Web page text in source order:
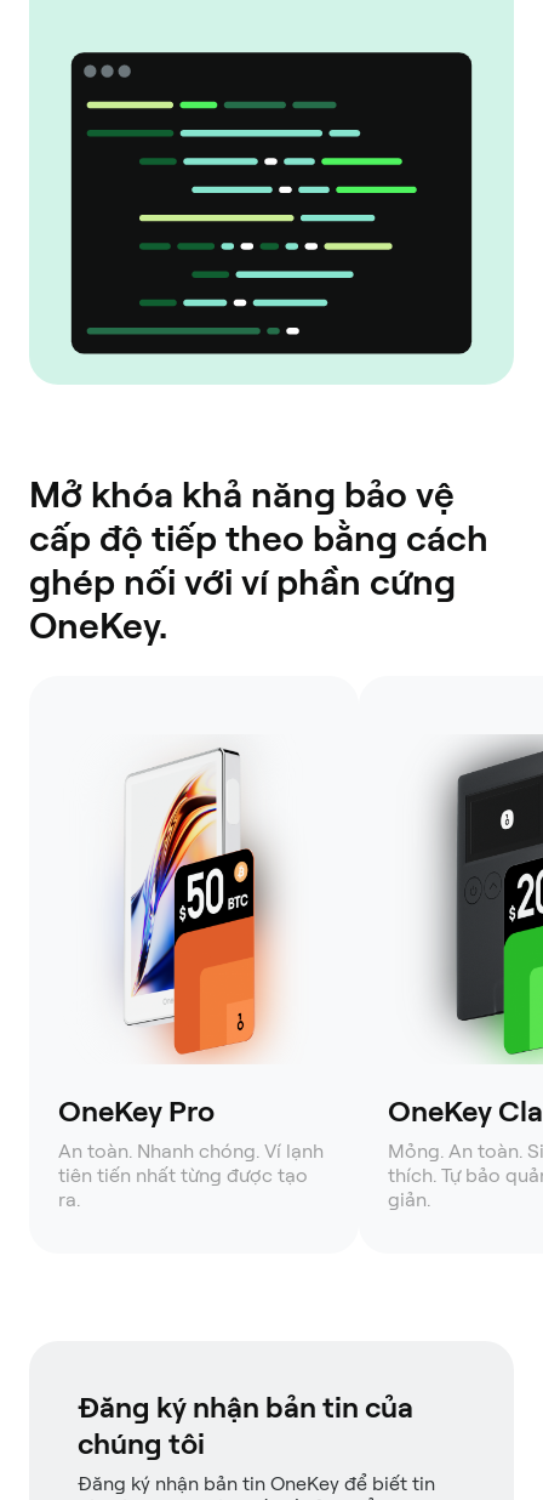
Mở khóa khả năng bảo vệ
cấp độ tiếp theo bằng cách
ghép nối với ví phần cứng
OneKey.
OneKey Pro
An toàn. Nhanh chóng. Ví lạnh
tiên tiến nhất từng được tạo
ra.
OneKey
Mỏng. An toàn.
thích. Tự bảo
giản.
Đăng ký nhận bản tin của
chúng tôi
Đăng ký nhận bản tin OneKey để biết tin